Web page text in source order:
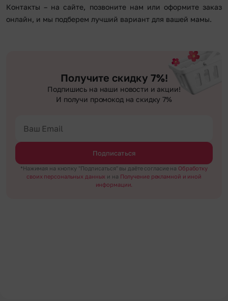
Контакты – на сайте, позвоните нам или оформите заказ
онлайн, и мы подберем лучший вариант для вашей мамы.
Получите скидку 7%!
Подпишись на наши новости и акции!
И получи промокод на скидку 7%
Подписаться
*Нажимая на кнопку "Подписаться" вы даёте согласие на Обработку
своих персональных данных и на Получение рекламной и иной
информации.